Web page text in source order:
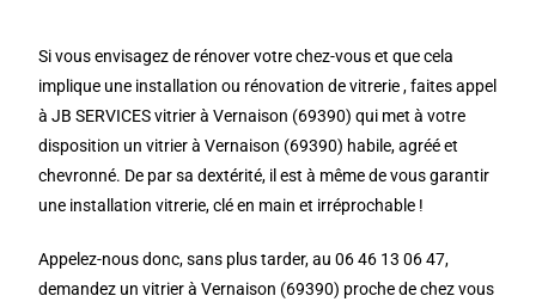
Si vous envisagez de rénover votre chez-vous et que cela
implique une installation ou rénovation de vitrerie , faites appel
à JB SERVICES vitrier à Vernaison (69390) qui met à votre
disposition un vitrier à Vernaison (69390) habile, agréé et
chevronné. De par sa dextérité, il est à même de vous garantir
une installation vitrerie, clé en main et irréprochable !
Appelez-nous donc, sans plus tarder, au 06 46 13 06 47,
demandez un vitrier à Vernaison (69390) proche de chez vous